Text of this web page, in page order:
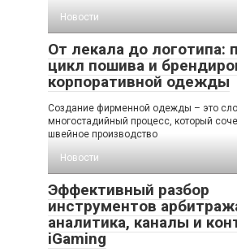
Новости
От лекала до логотипа:
цикл пошива и
корпоративной одежды
Создание фирменной одежды – это
многостадийный процесс, который
швейное производство
Новости
Эффективный разбор
инструментов
аналитика, каналы и
iGaming